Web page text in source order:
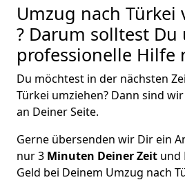
Umzug nach Türkei
? Darum solltest Du
professionelle Hilfe
Du möchtest in der nächsten
Türkei umziehen? Dann sind
an Deiner Seite.
Gerne übersenden wir Dir ein
nur3 Minuten Deiner Zeit und
Geld bei Deinem Umzug nach